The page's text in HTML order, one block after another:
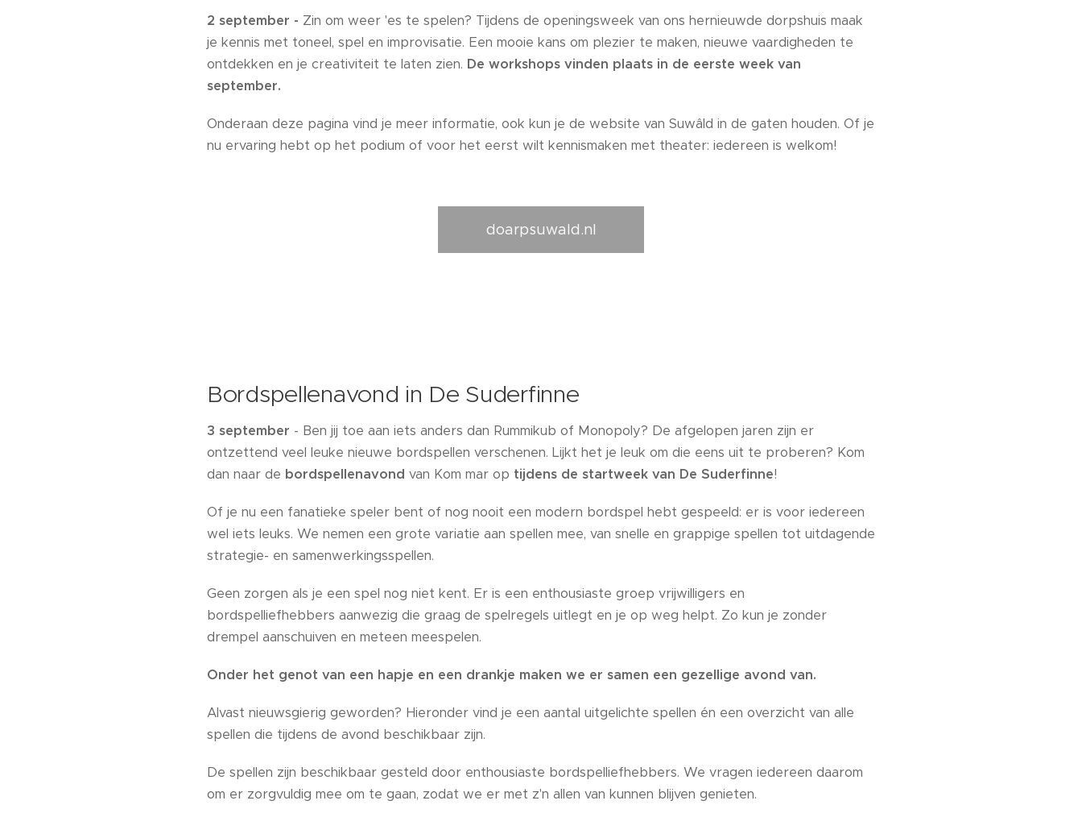
2 september - Zin om weer 'es te spelen? Tijdens de openingsweek van ons hernieuwde dorpshuis maak
je kennis met toneel, spel en improvisatie. Een mooie kans om plezier te maken, nieuwe vaardigheden te
ontdekken en je creativiteit te laten zien. De workshops vinden plaats in de eerste week van
september.
Onderaan deze pagina vind je meer informatie, ook kun je de website van Suwâld in de gaten houden. Of je
nu ervaring hebt op het podium of voor het eerst wilt kennismaken met theater: iedereen is welkom!
doarpsuwald.nl
Bordspellenavond in De Suderfinne
3 september - Ben jij toe aan iets anders dan Rummikub of Monopoly? De afgelopen jaren zijn er
ontzettend veel leuke nieuwe bordspellen verschenen. Lijkt het je leuk om die eens uit te proberen? Kom
dan naar de bordspellenavond van Kom mar op tijdens de startweek van De Suderfinne!
Of je nu een fanatieke speler bent of nog nooit een modern bordspel hebt gespeeld: er is voor iedereen
wel iets leuks. We nemen een grote variatie aan spellen mee, van snelle en grappige spellen tot uitdagende
strategie- en samenwerkingsspellen.
Geen zorgen als je een spel nog niet kent. Er is een enthousiaste groep vrijwilligers en
bordspelliefhebbers aanwezig die graag de spelregels uitlegt en je op weg helpt. Zo kun je zonder
drempel aanschuiven en meteen meespelen.
Onder het genot van een hapje en een drankje maken we er samen een gezellige avond van.
Alvast nieuwsgierig geworden? Hieronder vind je een aantal uitgelichte spellen én een overzicht van alle
spellen die tijdens de avond beschikbaar zijn.
De spellen zijn beschikbaar gesteld door enthousiaste bordspelliefhebbers. We vragen iedereen daarom
om er zorgvuldig mee om te gaan, zodat we er met z'n allen van kunnen blijven genieten.